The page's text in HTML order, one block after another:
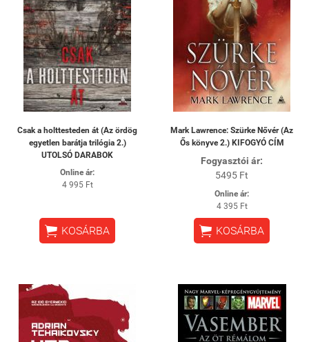
Csak a holttesteden át (Az ördög
egyetlen barátja trilógia 2.)
UTOLSÓ DARABOK
Online ár:
4 995 Ft
 KOSÁRBA
Mark Lawrence: Szürke Nővér (Az
Ős könyve 2.) KIFOGYÓ CÍM
Fogyasztói ár:
5495 Ft
Online ár:
4 395 Ft
 KOSÁRBA